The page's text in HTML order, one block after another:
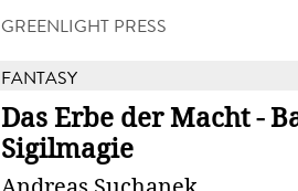
GREENLIGHT PRESS
FANTASY
Das Erbe der Macht -
Sigilmagie